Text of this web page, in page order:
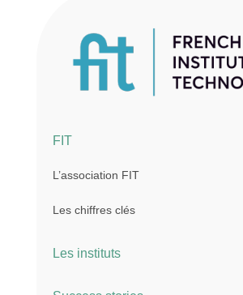
FIT
L’association FIT
Les chiffres clés
Les instituts